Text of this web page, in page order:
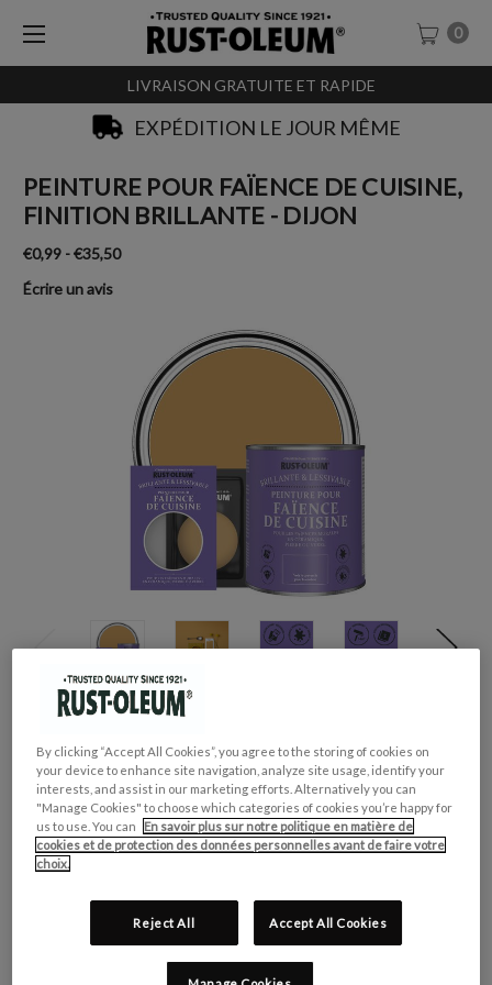
LIVRAISON GRATUITE ET RAPIDE
0
EXPÉDITION LE JOUR MÊME
PEINTURE POUR FAÏENCE DE CUISINE,
FINITION BRILLANTE - DIJON
€0,99 - €35,50
Écrire un avis
COLLECTION DE COULEUR: Audacieux & Vif
FINITION: Brillante
CONVIENT POUR: Faïence de Cuisine
CONTENU: OBLIGATOIRE
By clicking “Accept All Cookies”, you agree to the storing of cookies on
your device to enhance site navigation, analyze site usage, identify your
interests, and assist in our marketing efforts. Alternatively you can
"Manage Cookies" to choose which categories of cookies you’re happy for
us to use. You can
En savoir plus sur notre politique en matière de
cookies et de protection des données personnelles avant de faire votre
choix.
Reject All Accept All Cookies